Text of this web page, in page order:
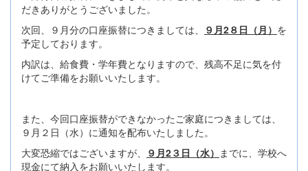
だきありがとうございました。
次回、９月分の口座振替につきましては、
９月2８日（月） を
予定しております。
内訳は、給食費・学年費となりますので、残高不足に気を付
けてご準備をお願いいたします。
また、今回口座振替ができなかったご家庭につきましては、
９月２日（水）に通知を配布いたしました。
大変恐縮ではございますが、
９月2３日（水） までに、学校へ
現金にて納入をお願いいたします。